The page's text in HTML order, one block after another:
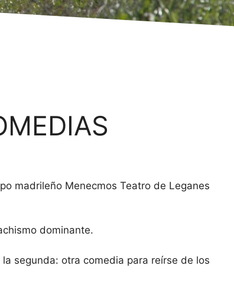
madrileño Menecmos Teatro de Leganes
dominante.
segunda: otra comedia para reírse de los